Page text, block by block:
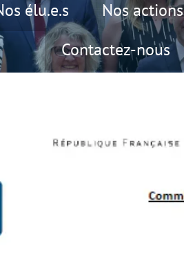
élu.e.s Nos actions
Contactez-nous